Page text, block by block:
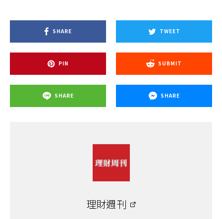
SHARE TWEET
PIN SUBMIT
SHARE SHARE
理財週刊